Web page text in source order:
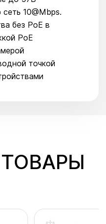
10@Mbps.
без PoE в
PoE
точкой